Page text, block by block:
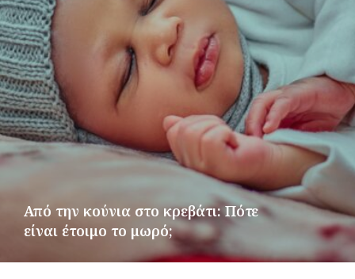
Από την κούνια στο κρεβάτι: Πότε
είναι έτοιμο το μωρό;